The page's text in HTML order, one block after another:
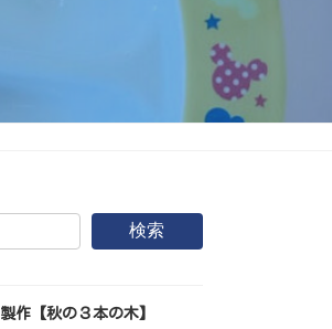
検索
製作【秋の３本の木】